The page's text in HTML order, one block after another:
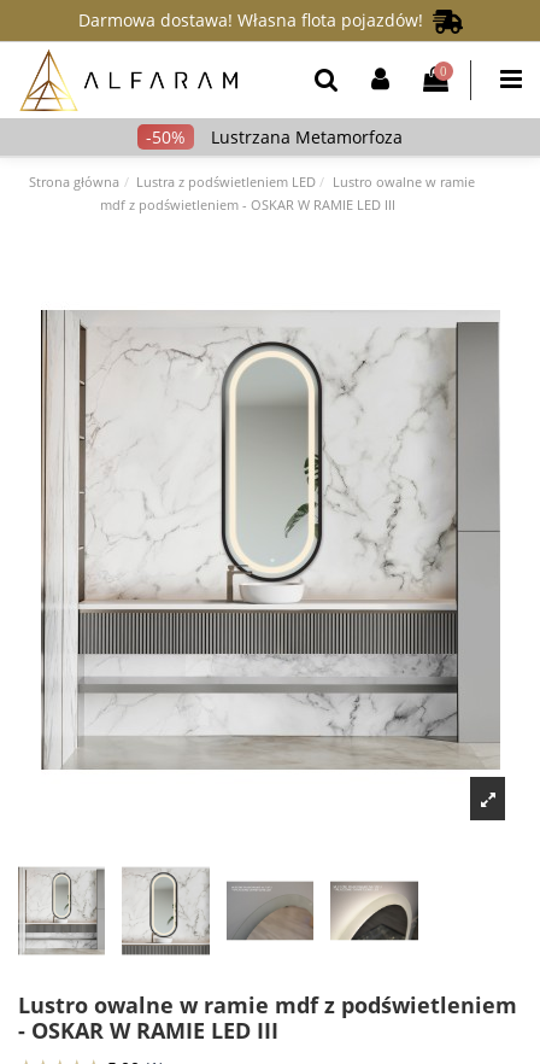
Darmowa dostawa! Własna flota pojazdów!
0
Lustrzana Metamorfoza
Strona główna Lustra z podświetleniem LED
Lustro owalne w ramie
mdf z podświetleniem - OSKAR W RAMIE LED III
Lustro owalne w ramie mdf z podświetleniem
- OSKAR W RAMIE LED III